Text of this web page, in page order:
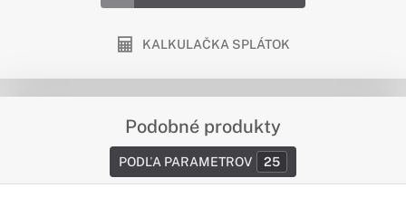
KALKULAČKA SPLÁTOK
Podobné produkty
PODĽA PARAMETROV 25